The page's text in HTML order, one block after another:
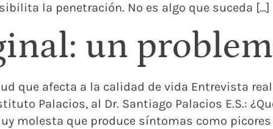
la penetración. No es algo que suceda […]
un
que afecta a la calidad de vida Entrevista
Palacios, al Dr. Santiago Palacios E.S.:
molesta que produce síntomas como picores